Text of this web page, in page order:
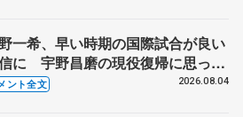
一希、早い時期の国際試合が良い
に 宇野昌磨の現役復帰に思って
こと 【アジアンオープントロフ
ント全文 2026.08.04